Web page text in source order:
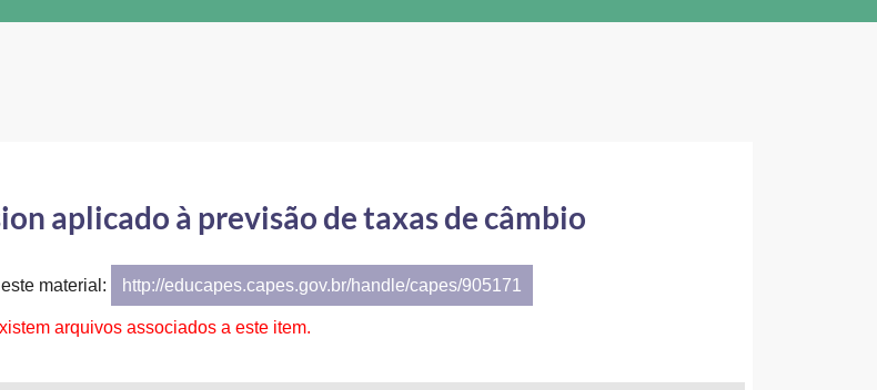
aplicado à previsão de taxas de câmbio
material: http://educapes.capes.gov.br/handle/capes/905171
arquivos associados a este item.